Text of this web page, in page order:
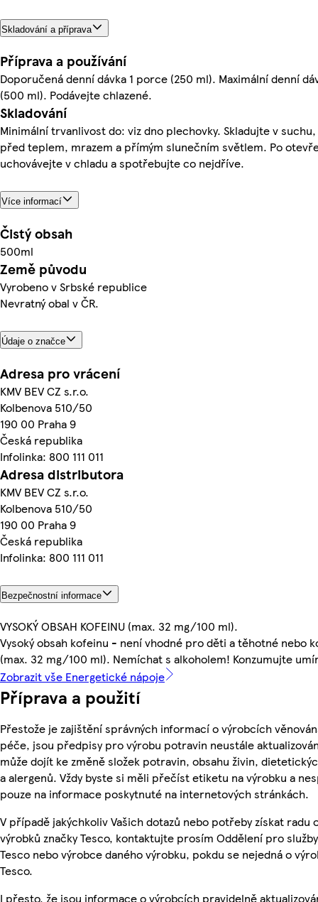
Skladování a příprava
Příprava a používání
Doporučená denní dávka 1 porce (250 ml). Maximální denní
(500 ml). Podávejte chlazené.
Skladování
Minimální trvanlivost do: viz dno plechovky. Skladujte v
před teplem, mrazem a přímým slunečním světlem. Po
uchovávejte v chladu a spotřebujte co nejdříve.
Více informací
Čistý obsah
500ml
Země původu
Vyrobeno v Srbské republice
Nevratný obal v ČR.
Údaje o značce
Adresa pro vrácení
KMV BEV CZ s.r.o.
Kolbenova 510/50
190 00 Praha 9
Česká republika
Infolinka: 800 111 011
Adresa distributora
KMV BEV CZ s.r.o.
Kolbenova 510/50
190 00 Praha 9
Česká republika
Infolinka: 800 111 011
Bezpečnostní informace
VYSOKÝ OBSAH KOFEINU (max. 32 mg/100 ml).
Vysoký obsah kofeinu - není vhodné pro děti a těhotné nebo
(max. 32 mg/100 ml). Nemíchat s alkoholem! Konzumujte
Zobrazit vše Energetické nápoje
Příprava a použití
Přestože je zajištění správných informací o výrobcích
péče, jsou předpisy pro výrobu potravin neustále
může dojít ke změně složek potravin, obsahu živin,
a alergenů. Vždy byste si měli přečíst etiketu na výrobku a
pouze na informace poskytnuté na internetových stránkách.
V případě jakýchkoliv Vašich dotazů nebo potřeby získat radu
výrobků značky Tesco, kontaktujte prosím Oddělení pro
Tesco nebo výrobce daného výrobku, pokdu se nejedná o
Tesco.
I přesto, že jsou informace o výrobcích pravidelně